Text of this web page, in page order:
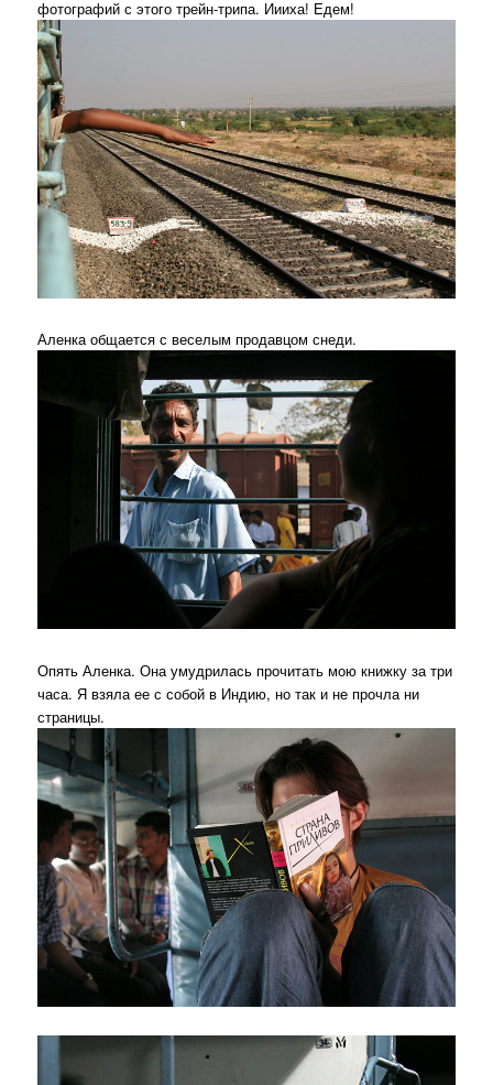
фотографий с этого трейн-трипа. Иииха! Едем!
Аленка общается с веселым продавцом снеди.
Опять Аленка. Она умудрилась прочитать мою книжку за три
часа. Я взяла ее с собой в Индию, но так и не прочла ни
страницы.